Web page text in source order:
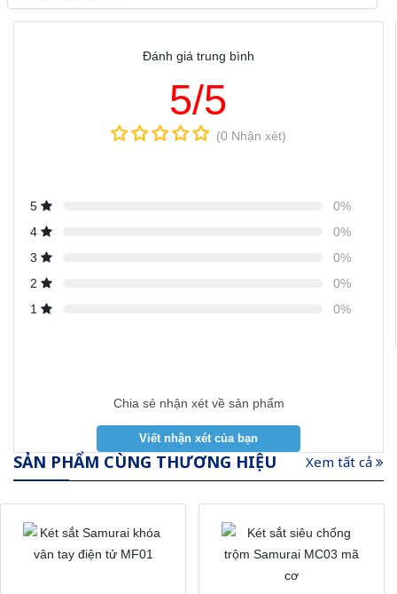
Đánh giá trung bình
5/5
(0 Nhận xét)
5
0%
4
0%
3
0%
2
0%
1
0%
Chia sẻ nhận xét về sản phẩm
SẢN PHẨM CÙNG THƯƠNG HIỆU Xem tất cả